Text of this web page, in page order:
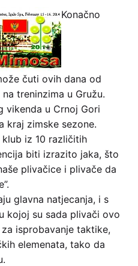
Konačno
čuti ovih dana od
treninzima u Gružu.
vikenda u Crnoj Gori
kraj zimske sezone.
iz 10 različitih
biti izrazito jaka, što
plivačice i plivače da
glavna natjecanja, i s
kojoj su sada plivači ovo
isprobavanje taktike,
elemenata, tako da